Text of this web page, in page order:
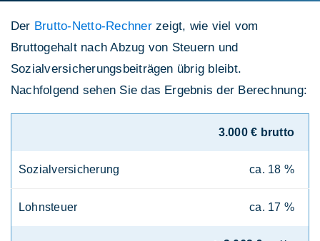
Der Brutto-Netto-Rechnerzeigt, wie viel vom
Bruttogehalt nach Abzug von Steuern und
Sozialversicherungsbeiträgen übrig bleibt.
Nachfolgend sehen Sie das Ergebnis der Berechnung:
3.000 € brutto
Sozialversicherung ca. 18 %
Lohnsteuer ca. 17 %